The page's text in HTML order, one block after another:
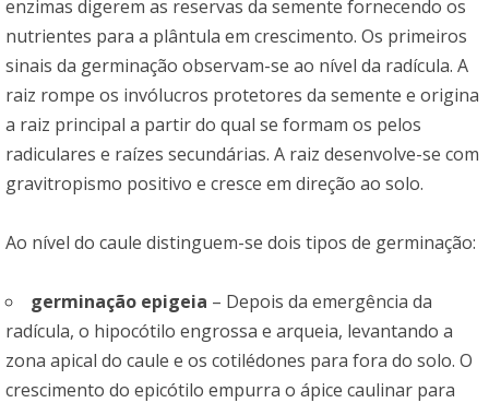
enzimas digerem as reservas da semente fornecendo os
nutrientes para a plântula em crescimento. Os primeiros
sinais da germinação observam-se ao nível da radícula. A
raiz rompe os invólucros protetores da semente e origina
a raiz principal a partir do qual se formam os pelos
radiculares e raízes secundárias. A raiz desenvolve-se com
gravitropismo positivo e cresce em direção ao solo.
Ao nível do caule distinguem-se dois tipos de germinação:
germinação epigeia – Depois da emergência da
radícula, o hipocótilo engrossa e arqueia, levantando a
zona apical do caule e os cotilédones para fora do solo. O
crescimento do epicótilo empurra o ápice caulinar para